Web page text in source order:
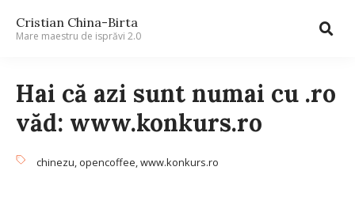
Cristian China-Birta
Mare maestru de isprăvi 2.0
Hai că azi sunt numai cu .ro
văd: www.konkurs.ro
chinezu, opencoffee,www.konkurs.ro